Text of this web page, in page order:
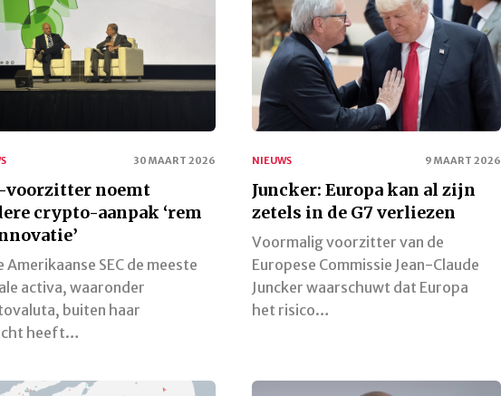
30 MAART 2026
voorzitter noemt
crypto-aanpak ‘rem
Amerikaanse SEC de meeste
activa, waaronder
buiten haar
heeft…
NIEUWS 9 MAART 2026
Juncker: Europa kan al zijn
zetels in de G7 verliezen
Voormalig voorzitter van de
Europese Commissie Jean-Claude
Juncker waarschuwt dat Europa
het risico…